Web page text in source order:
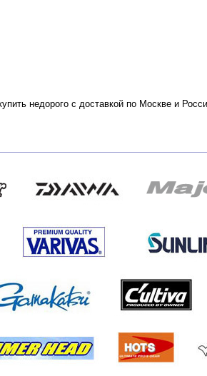
недорого с доставкой по Москве и